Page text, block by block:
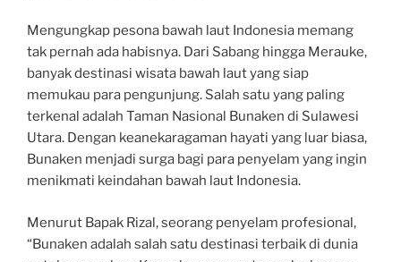
Mengungkap pesona bawah laut Indonesia memang
tak pernah ada habisnya. Dari Sabang hingga Merauke,
banyak destinasi wisata bawah laut yang siap
memukau para pengunjung. Salah satu yang paling
terkenal adalah Taman Nasional Bunaken di Sulawesi
Utara. Dengan keanekaragaman hayati yang luar biasa,
Bunaken menjadi surga bagi para penyelam yang ingin
menikmati keindahan bawah laut Indonesia.
Menurut Bapak Rizal, seorang penyelam profesional,
“Bunaken adalah salah satu destinasi terbaik di dunia